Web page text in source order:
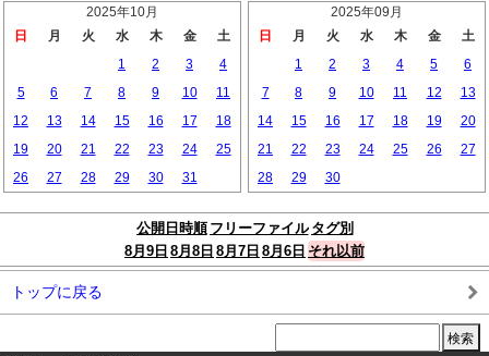
2025年10月
日
月 火 水 木 金
土
1
2 3
4
5
6 7 8 9 10
11
12
13 14 15 16 17
18
19
20 21 22 23 24
25
26
27 28 29 30 31
2025年09月
日
月 火 水 木 金
土
1
2 3 4 5
6
7
8 9 10 11 12
13
14
15 16 17 18 19
20
21
22 23 24 25 26
27
28
29 30
公開日時順 フリーファイル タグ別
8月9日 8月8日 8月7日 8月6日 それ以前
トップに戻る